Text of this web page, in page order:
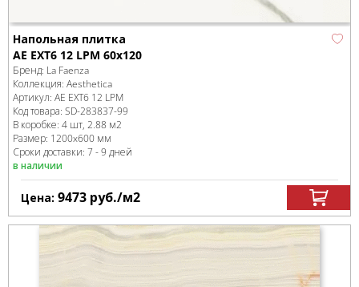
Напольная плитка
AE EXT6 12 LPM 60x120
Бренд: La Faenza
Коллекция: Aesthetica
Артикул: AE EXT6 12 LPM
Код товара: SD-283837-99
В коробке: 4 шт, 2.88 м2
Размер: 1200x600 мм
Сроки доставки: 7 - 9 дней
в наличии
Цена: 9473 руб./м2